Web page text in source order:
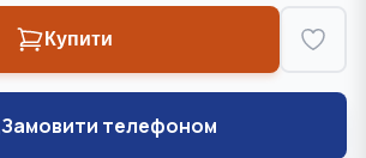
Купити
Замовити телефоном